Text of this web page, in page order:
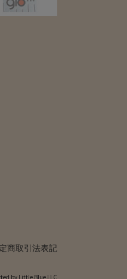
商取引法表記
by Little Blue LLC